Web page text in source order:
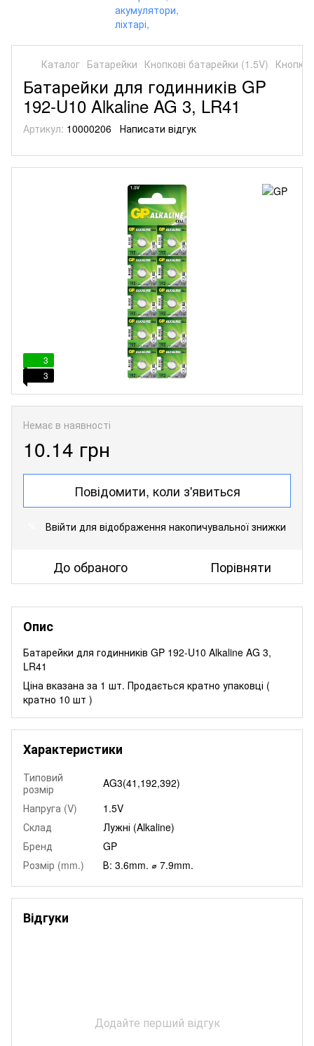
Каталог Батарейки Кнопкові батарейки (1.5V)
Батарейки для годинників GP
192-U10 Alkaline AG 3, LR41
Артикул: 10000206 Написати відгук
3
3
Немає в наявності
10.14 грн
Повідомити, коли з'явиться
Ввійти для відображення накопичувальної знижки
До обраного Порівняти
Опис
Батарейки для годинників GP 192-U10 Alkaline AG 3,
LR41
Ціна вказана за 1 шт. Продається кратно упаковці (
кратно 10 шт )
Характеристики
Типовий
розмір
AG3(41,192,392)
Напруга (V)
1.5V
Склад
Лужні (Alkaline)
Бренд
GP
Розмір (mm.)
В: 3.6mm. ⌀ 7.9mm.
Відгуки
Додайте перший відгук